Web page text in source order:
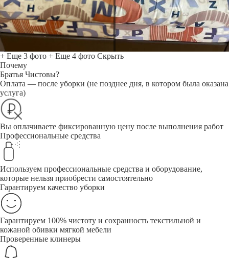
+ Еще 3 фото + Еще 4 фото Скрыть
Почему
Братья Чистовы?
Оплата — после уборки (не позднее дня, в котором была оказана
услуга)
Вы оплачиваете фиксированную цену после выполнения работ
Профессиональные средства
Используем профессиональные средства и оборудование,
которые нельзя приобрести самостоятельно
Гарантируем качество уборки
Гарантируем 100% чистоту и сохранность текстильной и
кожаной обивки мягкой мебели
Проверенные клинеры